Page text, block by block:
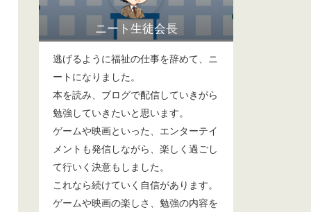
ニート生徒会長
逃げるように福祉の仕事を辞めて、ニ
ートになりました。
本を読み、ブログで配信していきがら
勉強していきたいと思います。
ゲームや映画といった、エンターテイ
メントも発信しながら、楽しく過ごし
て行いく決意もしました。
これなら続けていく自信があります。
ゲームや映画の楽しさ、勉強の内容を